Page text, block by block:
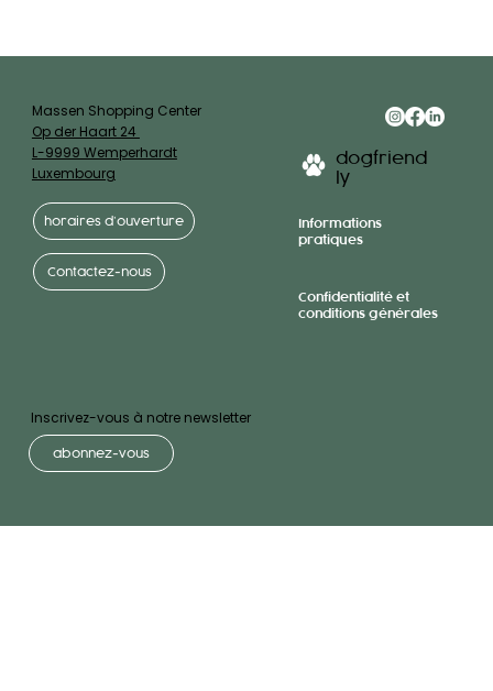
Inscrivez-vous à notre newsletter
abonnez-vous
dogfriend
ly
Informations
pratiques
Confidentialité et
conditions générales
Massen Shopping Center
Op der Haart 24
L-9999 Wemperhardt
Luxembourg
horaires d’ouverture
Contactez-nous